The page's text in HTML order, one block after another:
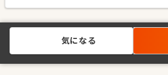
気になる